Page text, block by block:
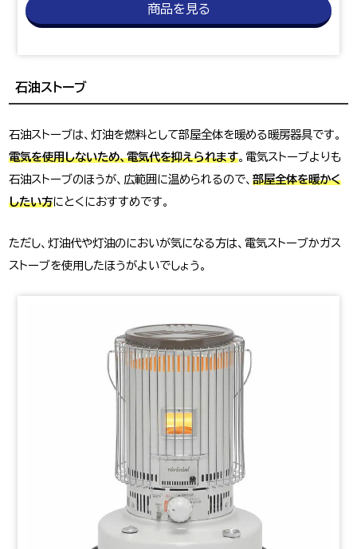
商品を見る
石油ストーブ
石油ストーブは、灯油を燃料として部屋全体を暖める暖房器具です。
電気を使用しないため、電気代を抑えられます。電気ストーブよりも
石油ストーブのほうが、広範囲に温められるので、部屋全体を暖かく
したい方にとくにおすすめです。
ただし、灯油代や灯油のにおいが気になる方は、電気ストーブかガス
ストーブを使用したほうがよいでしょう。